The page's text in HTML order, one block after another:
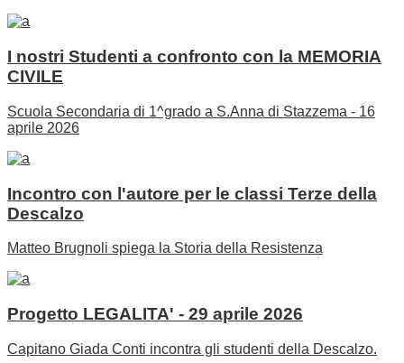
I nostri Studenti a confronto con la MEMORIA
CIVILE
Scuola Secondaria di 1^grado a S.Anna di Stazzema - 16
aprile 2026
Incontro con l'autore per le classi Terze della
Descalzo
Matteo Brugnoli spiega la Storia della Resistenza
Progetto LEGALITA' - 29 aprile 2026
Capitano Giada Conti incontra gli studenti della Descalzo.